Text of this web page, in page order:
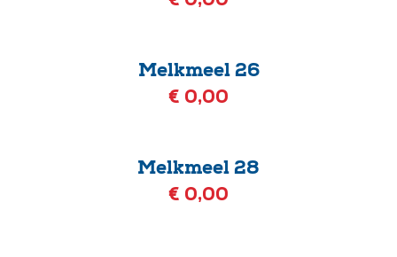
Melkmeel 26
€ 0,00
Melkmeel 28
€ 0,00